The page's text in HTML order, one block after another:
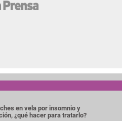
en vela por insomnio y
¿qué hacer para tratarlo?